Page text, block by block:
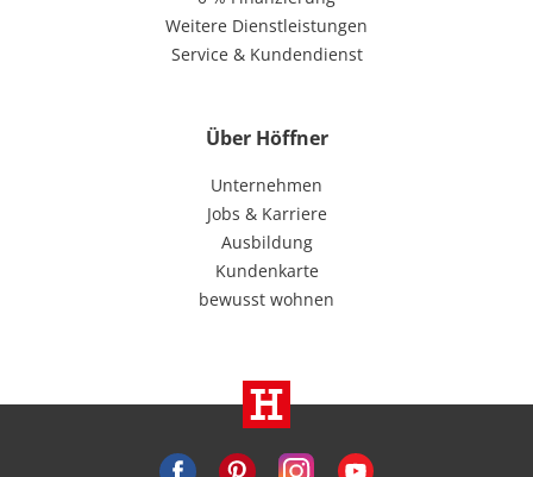
Weitere Dienstleistungen
Service & Kundendienst
Über Höffner
Unternehmen
Jobs & Karriere
Ausbildung
Kundenkarte
bewusst wohnen